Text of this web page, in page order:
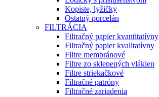
Kopiste, lyžičky
Ostatný porcelán
FILTRÁCIA
Filtračný papier kvantitatívny
Filtračný papier kvalitatívny
Filtre membránové
Filtre zo sklenených vlákien
Filtre striekačkové
Filtračné patróny
Filtračné zariadenia